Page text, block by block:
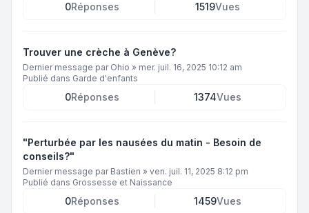
0Réponses 1519Vues
Trouver une crèche à Genève?
Dernier message par Ohio » mer. juil. 16, 2025 10:12 am
Publié dans Garde d'enfants
0Réponses 1374Vues
"Perturbée par les nausées du matin - Besoin de
conseils?"
Dernier message par Bastien » ven. juil. 11, 2025 8:12 pm
Publié dans Grossesse et Naissance
0Réponses 1459Vues